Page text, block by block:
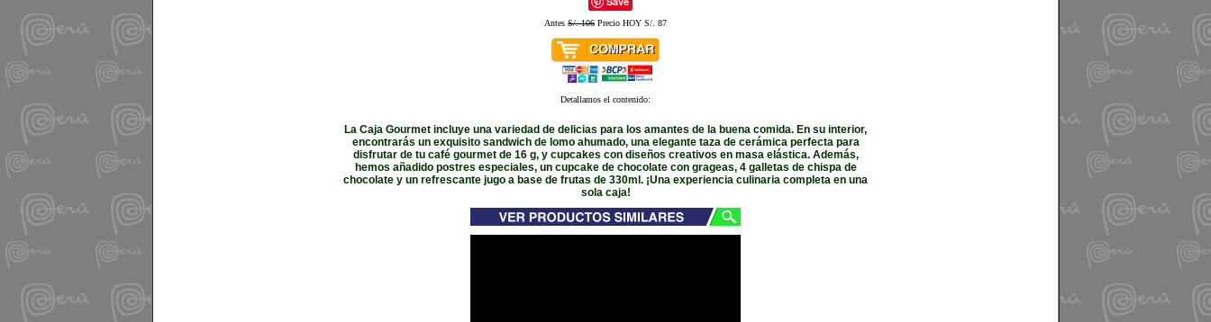
Antes S/. 106 Precio HOY S/. 87
Detallamos el contenido:
La Caja Gourmet incluye una variedad de delicias para los amantes de la buena comida. En su interior,
encontrarás un exquisito sandwich de lomo ahumado, una elegante taza de cerámica perfecta para
disfrutar de tu café gourmet de 16 g, y cupcakes con diseños creativos en masa elástica. Además,
hemos añadido postres especiales, un cupcake de chocolate con grageas, 4 galletas de chispa de
chocolate y un refrescante jugo a base de frutas de 330ml. ¡Una experiencia culinaria completa en una
sola caja!